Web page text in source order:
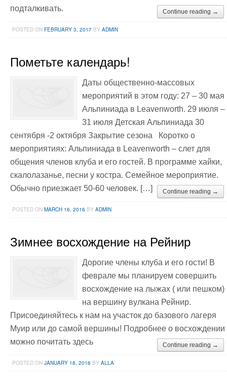
подталкивать.
Continue reading →
POSTED ONFEBRUARY 3, 2017 BYADMIN
Пометьте календарь!
Даты общественно-массовых
мероприятий в этом году: 27 – 30 мая
Альпиниада в Leavenworth. 29 июля –
31 июля Детская Альпиниада 30
сентября -2 октября Закрытие сезона Коротко о
мероприятиях: Альпиниада в Leavenworth – слет для
общения членов клуба и его гостей. В программе хайки,
скалолазанье, песни у костра. Семейное мероприятие.
Обычно приезжает 50-60 человек. […]
Continue reading →
POSTED ONMARCH 16, 2016 BYADMIN
Зимнее восхождение на Рейнир
Дорогие члены клуба и его гости! В
феврале мы планируем совершить
восхождение на лыжах ( или пешком)
на вершину вулкана Рейнир.
Присоединяйтесь к нам на участок до базового лагеря
Муир или до самой вершины! Подробнее о восхождении
можно почитать здесь
Continue reading →
POSTED ONJANUARY 18, 2016 BYALLA